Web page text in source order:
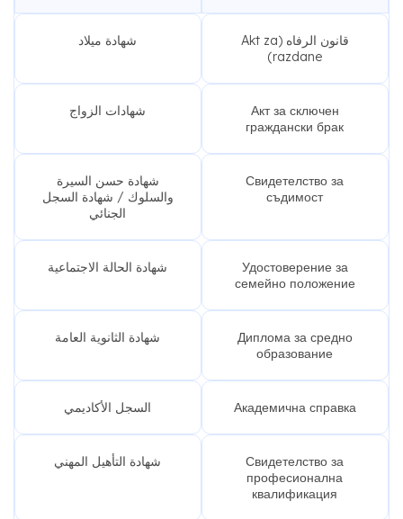
قانون الرفاه (Akt za
razdane)
شهادة ميلاد
Акт за сключен
граждански брак
شهادات الزواج
Свидетелство за
съдимост
شهادة حسن السيرة
والسلوك / شهادة السجل
الجنائي
Удостоверение за
семейно положение
شهادة الحالة الاجتماعية
Диплома за средно
образование
شهادة الثانوية العامة
Академична справка السجل الأكاديمي
Свидетелство за
професионална
квалификация
شهادة التأهيل المهني